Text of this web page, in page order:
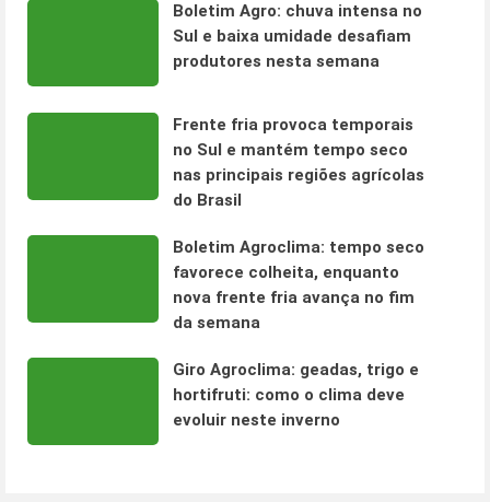
Boletim Agro: chuva intensa no
Sul e baixa umidade desafiam
produtores nesta semana
Frente fria provoca temporais
no Sul e mantém tempo seco
nas principais regiões agrícolas
do Brasil
Boletim Agroclima: tempo seco
favorece colheita, enquanto
nova frente fria avança no fim
da semana
Giro Agroclima: geadas, trigo e
hortifruti: como o clima deve
evoluir neste inverno